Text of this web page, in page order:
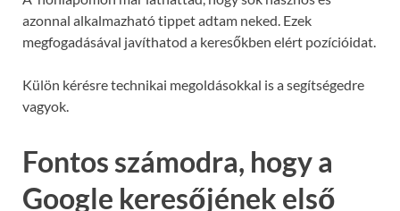
azonnal alkalmazható tippet adtam neked. Ezek
megfogadásával javíthatod a keresőkben elért pozícióidat.
Külön kérésre technikai megoldásokkal is a segítségedre
vagyok.
Fontos számodra, hogy a
Google keresőjének első